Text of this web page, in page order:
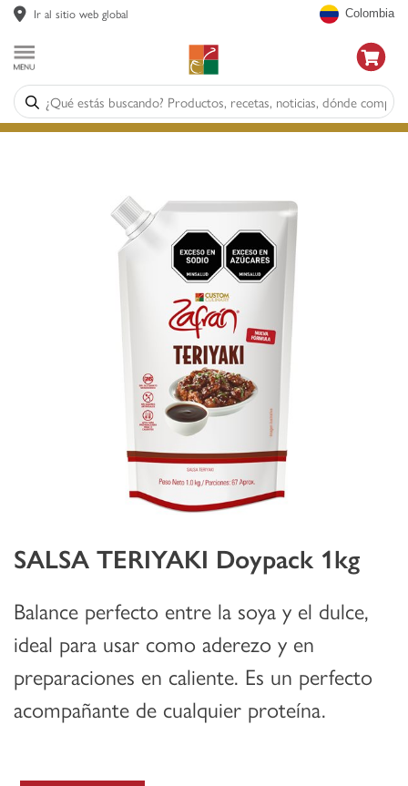
Colombia
Ir al sitio web global
SALSA TERIYAKI Doypack 1kg
Balance perfecto entre la soya y el dulce,
ideal para usar como aderezo y en
preparaciones en caliente. Es un perfecto
acompañante de cualquier proteína.